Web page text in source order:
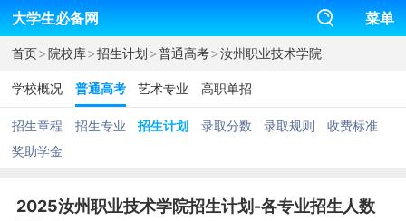
大学生必备网 菜单
首页>院校库>招生计划>普通高考>汝州职业技术学院
学校概况 普通高考 艺术专业 高职单招
招生章程 招生专业 招生计划 录取分数 录取规则
收费标准
奖助学金
2025汝州职业技术学院招生计划-各专业招生人数